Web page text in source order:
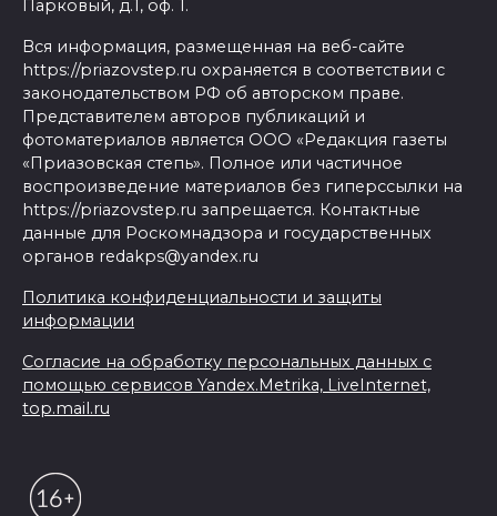
Парковый, д.1, оф. 1.
Вся информация, размещенная на веб-сайте
https://priazovstep.ru охраняется в соответствии с
законодательством РФ об авторском праве.
Представителем авторов публикаций и
фотоматериалов является ООО «Редакция газеты
«Приазовская степь». Полное или частичное
воспроизведение материалов без гиперссылки на
https://priazovstep.ru запрещается. Контактные
данные для Роскомнадзора и государственных
органов redakps@yandex.ru
Политика конфиденциальности и защиты
информации
Согласие на обработку персональных данных с
помощью сервисов Yandex.Metrika, LiveInternet,
top.mail.ru